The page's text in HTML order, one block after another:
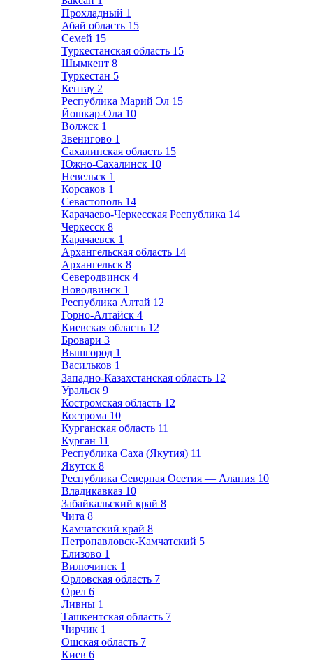
Прохладный 1
Абай область 15
Семей 15
Туркестанская область 15
Шымкент 8
Туркестан 5
Кентау 2
Республика Марий Эл 15
Йошкар-Ола 10
Волжск 1
Звенигово 1
Сахалинская область 15
Южно-Сахалинск 10
Невельск 1
Корсаков 1
Севастополь 14
Карачаево-Черкесская Республика 14
Черкесск 8
Карачаевск 1
Архангельская область 14
Архангельск 8
Северодвинск 4
Новодвинск 1
Республика Алтай 12
Горно-Алтайск 4
Киевская область 12
Бровари 3
Вышгород 1
Васильков 1
Западно-Казахстанская область 12
Уральск 9
Костромская область 12
Кострома 10
Курганская область 11
Курган 11
Республика Саха (Якутия) 11
Якутск 8
Республика Северная Осетия — Алания 10
Владикавказ 10
Забайкальский край 8
Чита 8
Камчатский край 8
Петропавловск-Камчатский 5
Елизово 1
Вилючинск 1
Орловская область 7
Орел 6
Ливны 1
Ташкентская область 7
Чирчик 1
Ошская область 7
Киев 6